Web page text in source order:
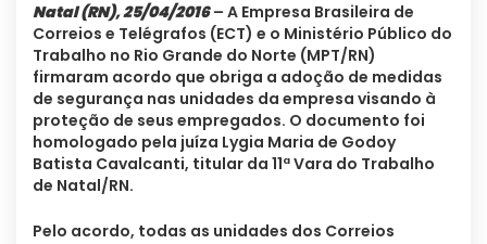
Natal (RN), 25/04/2016– A Empresa Brasileira de
Correios e Telégrafos (ECT) e o Ministério Público do
Trabalho no Rio Grande do Norte (MPT/RN)
firmaram acordo que obriga a adoção de medidas
de segurança nas unidades da empresa visando à
proteção de seus empregados. O documento foi
homologado pela juíza Lygia Maria de Godoy
Batista Cavalcanti, titular da 11ª Vara do Trabalho
de Natal/RN.
Pelo acordo, todas as unidades dos Correios